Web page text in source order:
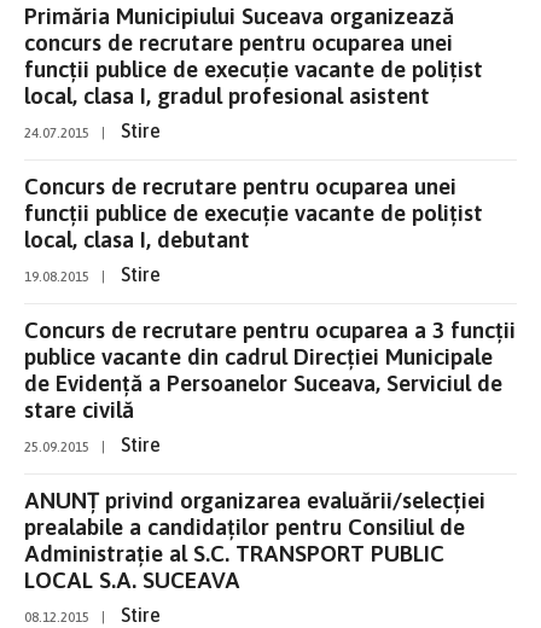
Primăria Municipiului Suceava organizează
concurs de recrutare pentru ocuparea unei
funcţii publice de execuţie vacante de poliţist
local, clasa I, gradul profesional asistent
24.07.2015 Stire
Concurs de recrutare pentru ocuparea unei
funcţii publice de execuţie vacante de poliţist
local, clasa I, debutant
19.08.2015 Stire
Concurs de recrutare pentru ocuparea a 3 funcţii
publice vacante din cadrul Direcţiei Municipale
de Evidenţă a Persoanelor Suceava, Serviciul de
stare civilă
25.09.2015 Stire
ANUNŢ privind organizarea evaluării/selecției
prealabile a candidaţilor pentru Consiliul de
Administraţie al S.C. TRANSPORT PUBLIC
LOCAL S.A. SUCEAVA
08.12.2015 Stire